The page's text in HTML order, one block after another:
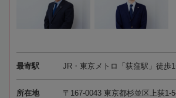
最寄駅 JR・東京メトロ「荻窪駅」徒歩
所在地 〒167-0043 東京都杉並区上荻1-